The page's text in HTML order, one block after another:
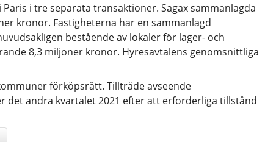
i tre separata transaktioner. Sagax sammanlagda
kronor. Fastigheterna har en sammanlagd
bestående av lokaler för lager- och
8,3 miljoner kronor. Hyresavtalens genomsnittliga
förköpsrätt. Tillträde avseende
det andra kvartalet 2021 efter att erforderliga tillstånd